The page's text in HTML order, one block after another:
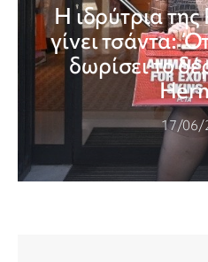
Η ιδρύτρια της
γίνει τσάντα:
δωρίσει το
17/06/